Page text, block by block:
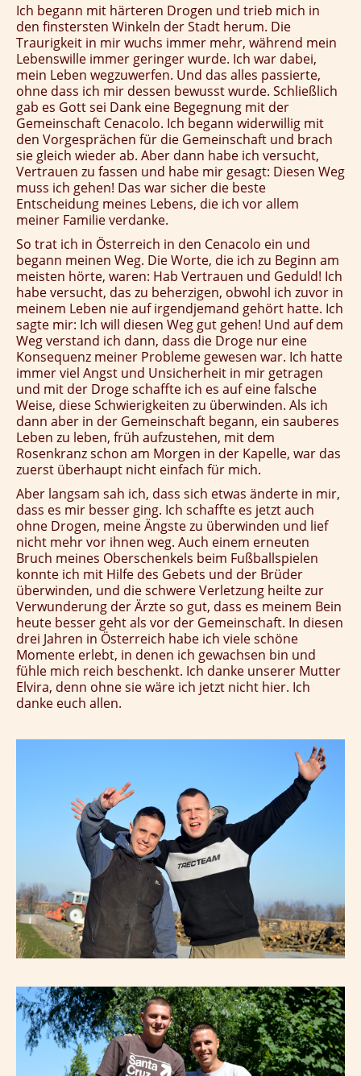
Ich begann mit härteren Drogen und trieb mich in
den finstersten Winkeln der Stadt herum. Die
Traurigkeit in mir wuchs immer mehr, während mein
Lebenswille immer geringer wurde. Ich war dabei,
mein Leben wegzuwerfen. Und das alles passierte,
ohne dass ich mir dessen bewusst wurde. Schließlich
gab es Gott sei Dank eine Begegnung mit der
Gemeinschaft Cenacolo. Ich begann widerwillig mit
den Vorgesprächen für die Gemeinschaft und brach
sie gleich wieder ab. Aber dann habe ich versucht,
Vertrauen zu fassen und habe mir gesagt: Diesen Weg
muss ich gehen! Das war sicher die beste
Entscheidung meines Lebens, die ich vor allem
meiner Familie verdanke.
So trat ich in Österreich in den Cenacolo ein und
begann meinen Weg. Die Worte, die ich zu Beginn am
meisten hörte, waren: Hab Vertrauen und Geduld! Ich
habe versucht, das zu beherzigen, obwohl ich zuvor in
meinem Leben nie auf irgendjemand gehört hatte. Ich
sagte mir: Ich will diesen Weg gut gehen! Und auf dem
Weg verstand ich dann, dass die Droge nur eine
Konsequenz meiner Probleme gewesen war. Ich hatte
immer viel Angst und Unsicherheit in mir getragen
und mit der Droge schaffte ich es auf eine falsche
Weise, diese Schwierigkeiten zu überwinden. Als ich
dann aber in der Gemeinschaft begann, ein sauberes
Leben zu leben, früh aufzustehen, mit dem
Rosenkranz schon am Morgen in der Kapelle, war das
zuerst überhaupt nicht einfach für mich.
Aber langsam sah ich, dass sich etwas änderte in mir,
dass es mir besser ging. Ich schaffte es jetzt auch
ohne Drogen, meine Ängste zu überwinden und lief
nicht mehr vor ihnen weg. Auch einem erneuten
Bruch meines Oberschenkels beim Fußballspielen
konnte ich mit Hilfe des Gebets und der Brüder
überwinden, und die schwere Verletzung heilte zur
Verwunderung der Ärzte so gut, dass es meinem Bein
heute besser geht als vor der Gemeinschaft. In diesen
drei Jahren in Österreich habe ich viele schöne
Momente erlebt, in denen ich gewachsen bin und
fühle mich reich beschenkt. Ich danke unserer Mutter
Elvira, denn ohne sie wäre ich jetzt nicht hier. Ich
danke euch allen.